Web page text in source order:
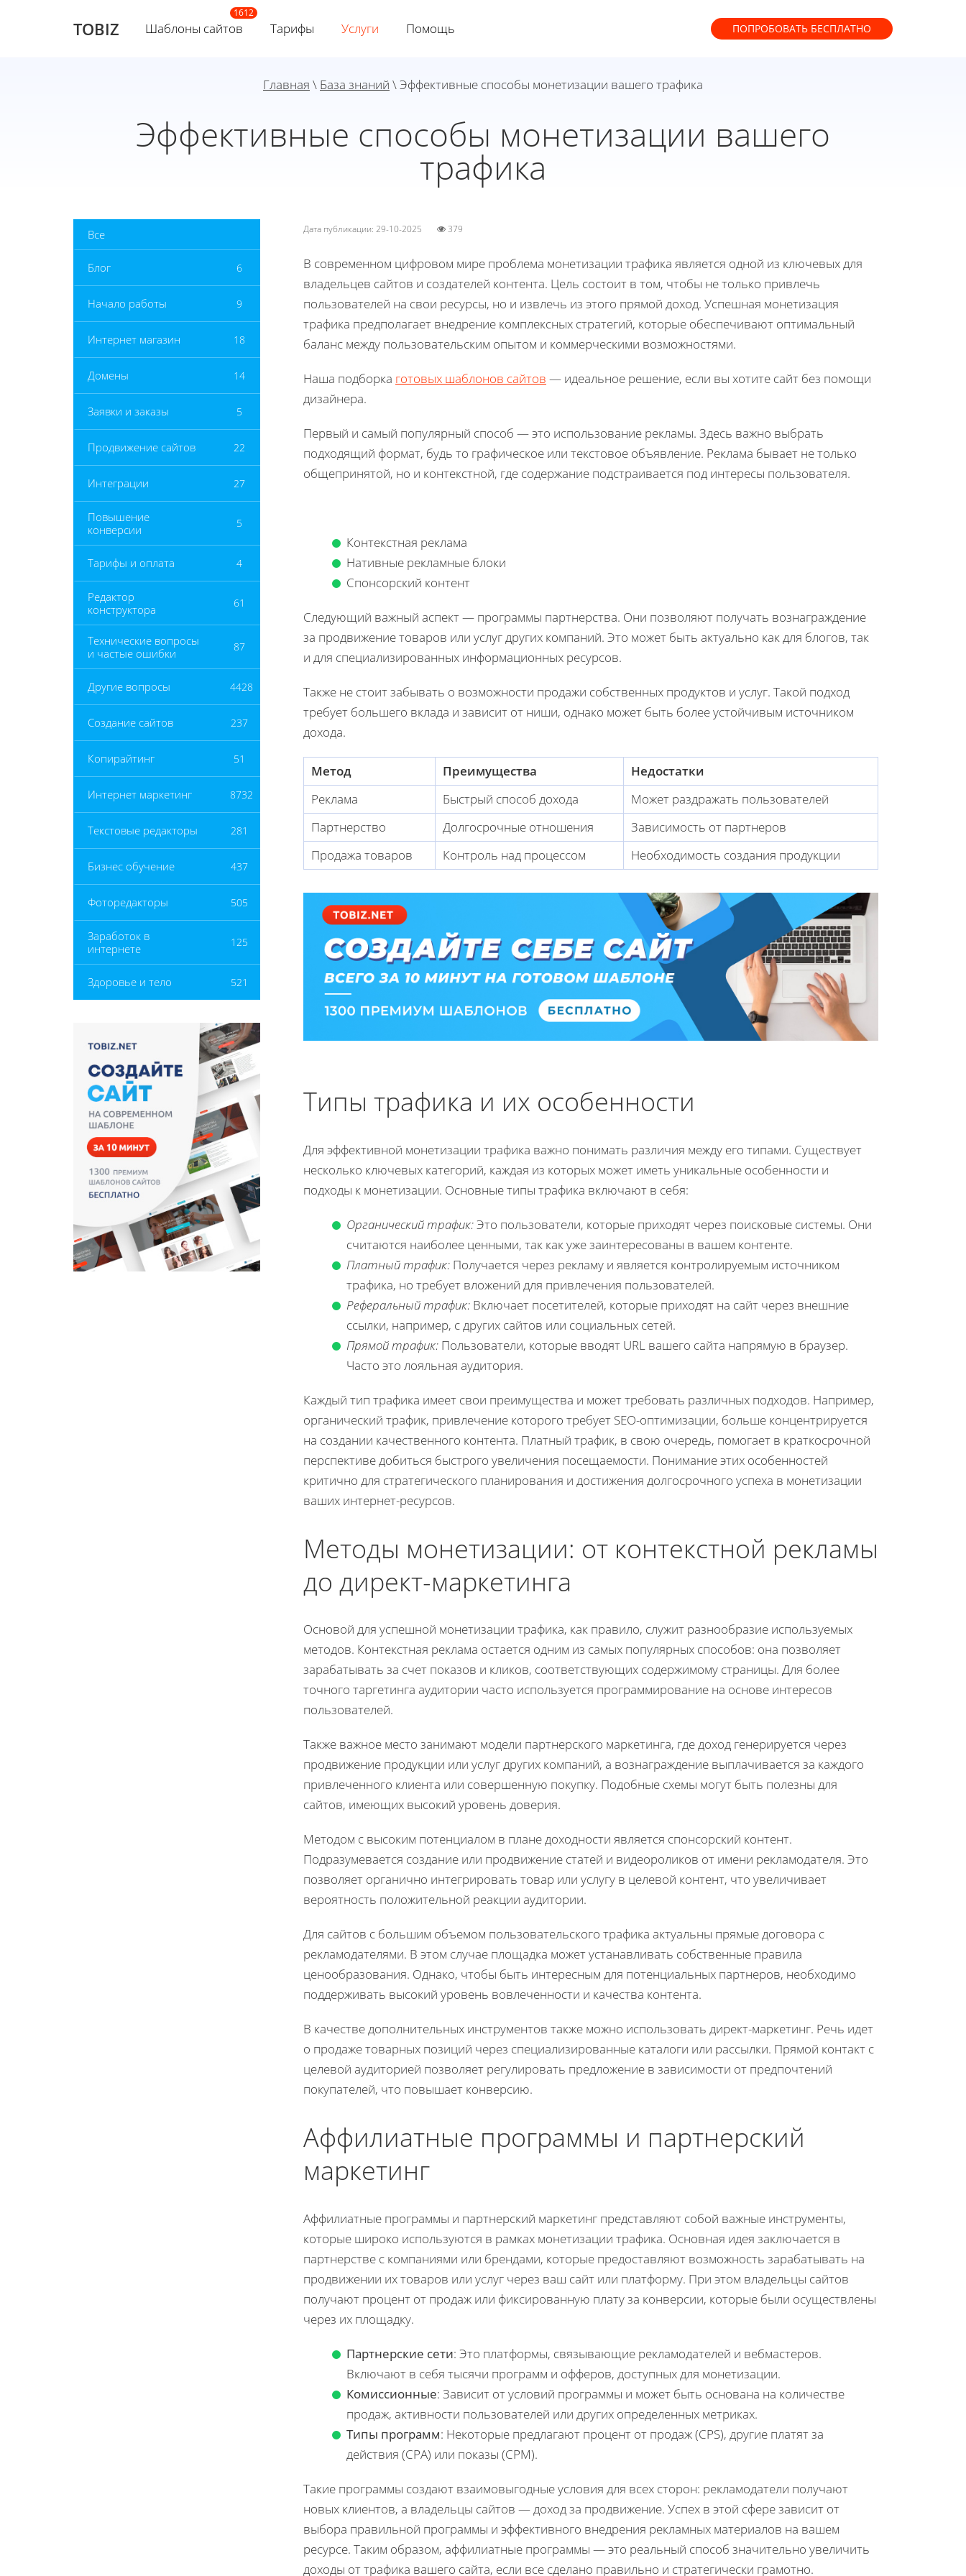
TOBIZ Шаблоны сайтов Тарифы Услуги Помощь ПОПРОБОВАТЬ БЕСПЛАТНО
Главная \ База знаний \ Эффективные способы монетизации вашего трафика
Эффективные способы монетизации вашего
трафика
Все
Блог 6
Начало работы 9
Интернет магазин 18
Домены 14
Заявки и заказы 5
Продвижение сайтов 22
Интеграции 27
Повышение
конверсии
5
Тарифы и оплата 4
Редактор
конструктора
61
Технические вопросы
и частые ошибки
87
Другие вопросы 4428
Создание сайтов 237
Копирайтинг 51
Интернет маркетинг 8732
Текстовые редакторы 281
Бизнес обучение 437
Фоторедакторы 505
Заработок в
интернете
125
Здоровье и тело 521
Дата публикации: 29-10-2025 379
В современном цифровом мире проблема монетизации трафика является одной из ключевых для
владельцев сайтов и создателей контента. Цель состоит в том, чтобы не только привлечь
пользователей на свои ресурсы, но и извлечь из этого прямой доход. Успешная монетизация
трафика предполагает внедрение комплексных стратегий, которые обеспечивают оптимальный
баланс между пользовательским опытом и коммерческими возможностями.
Наша подборка готовых шаблонов сайтов — идеальное решение, если вы хотите сайт без помощи
дизайнера.
Первый и самый популярный способ — это использование рекламы. Здесь важно выбрать
подходящий формат, будь то графическое или текстовое объявление. Реклама бывает не только
общепринятой, но и контекстной, где содержание подстраивается под интересы пользователя.
Контекстная реклама
Нативные рекламные блоки
Спонсорский контент
Следующий важный аспект — программы партнерства. Они позволяют получать вознаграждение
за продвижение товаров или услуг других компаний. Это может быть актуально как для блогов, так
и для специализированных информационных ресурсов.
Также не стоит забывать о возможности продажи собственных продуктов и услуг. Такой подход
требует большего вклада и зависит от ниши, однако может быть более устойчивым источником
дохода.
Метод Преимущества
Недостатки
Реклама
Быстрый способ дохода
Может раздражать пользователей
Партнерство
Долгосрочные отношения
Зависимость от партнеров
Продажа товаров
Контроль над процессом Необходимость создания продукции
Типы трафика и их особенности
Для эффективной монетизации трафика важно понимать различия между его типами. Существует
несколько ключевых категорий, каждая из которых может иметь уникальные особенности и
подходы к монетизации. Основные типы трафика включают в себя:
Органический трафик:Это пользователи, которые приходят через поисковые системы. Они
считаются наиболее ценными, так как уже заинтересованы в вашем контенте.
Платный трафик: Получается через рекламу и является контролируемым источником
трафика, но требует вложений для привлечения пользователей.
Реферальный трафик: Включает посетителей, которые приходят на сайт через внешние
ссылки, например, с других сайтов или социальных сетей.
Прямой трафик: Пользователи, которые вводят URL вашего сайта напрямую в браузер.
Часто это лояльная аудитория.
Каждый тип трафика имеет свои преимущества и может требовать различных подходов. Например,
органический трафик, привлечение которого требует SEO-оптимизации, больше концентрируется
на создании качественного контента. Платный трафик, в свою очередь, помогает в краткосрочной
перспективе добиться быстрого увеличения посещаемости. Понимание этих особенностей
критично для стратегического планирования и достижения долгосрочного успеха в монетизации
ваших интернет-ресурсов.
Методы монетизации: от контекстной рекламы
до директ-маркетинга
Основой для успешной монетизации трафика, как правило, служит разнообразие используемых
методов. Контекстная реклама остается одним из самых популярных способов: она позволяет
зарабатывать за счет показов и кликов, соответствующих содержимому страницы. Для более
точного таргетинга аудитории часто используется программирование на основе интересов
пользователей.
Также важное место занимают модели партнерского маркетинга, где доход генерируется через
продвижение продукции или услуг других компаний, а вознаграждение выплачивается за каждого
привлеченного клиента или совершенную покупку. Подобные схемы могут быть полезны для
сайтов, имеющих высокий уровень доверия.
Методом с высоким потенциалом в плане доходности является спонсорский контент.
Подразумевается создание или продвижение статей и видеороликов от имени рекламодателя. Это
позволяет органично интегрировать товар или услугу в целевой контент, что увеличивает
вероятность положительной реакции аудитории.
Для сайтов с большим объемом пользовательского трафика актуальны прямые договора с
рекламодателями. В этом случае площадка может устанавливать собственные правила
ценообразования. Однако, чтобы быть интересным для потенциальных партнеров, необходимо
поддерживать высокий уровень вовлеченности и качества контента.
В качестве дополнительных инструментов также можно использовать директ-маркетинг. Речь идет
о продаже товарных позиций через специализированные каталоги или рассылки. Прямой контакт с
целевой аудиторией позволяет регулировать предложение в зависимости от предпочтений
покупателей, что повышает конверсию.
Аффилиатные программы и партнерский
маркетинг
Аффилиатные программы и партнерский маркетинг представляют собой важные инструменты,
которые широко используются в рамках монетизации трафика. Основная идея заключается в
партнерстве с компаниями или брендами, которые предоставляют возможность зарабатывать на
продвижении их товаров или услуг через ваш сайт или платформу. При этом владельцы сайтов
получают процент от продаж или фиксированную плату за конверсии, которые были осуществлены
через их площадку.
Партнерские сети: Это платформы, связывающие рекламодателей и вебмастеров.
Включают в себя тысячи программ и офферов, доступных для монетизации.
Комиссионные: Зависит от условий программы и может быть основана на количестве
продаж, активности пользователей или других определенных метриках.
Типы программ: Некоторые предлагают процент от продаж (CPS), другие платят за
действия (CPA) или показы (CPM).
Такие программы создают взаимовыгодные условия для всех сторон: рекламодатели получают
новых клиентов, а владельцы сайтов — доход за продвижение. Успех в этой сфере зависит от
выбора правильной программы и эффективного внедрения рекламных материалов на вашем
ресурсе. Таким образом, аффилиатные программы — это реальный способ значительно увеличить
доходы от трафика вашего сайта, если все сделано правильно и стратегически грамотно.